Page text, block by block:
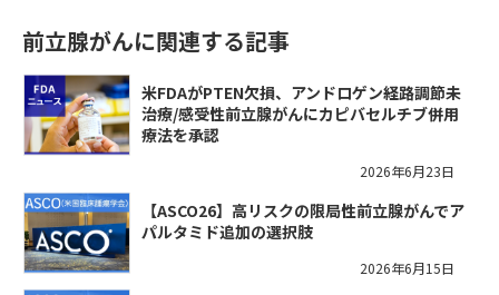
前立腺がんに関連する記事
米FDAがPTEN欠損、アンドロゲン経路調節未
治療/感受性前立腺がんにカピバセルチブ併用
療法を承認
2026年6月23日
【ASCO26】高リスクの限局性前立腺がんでア
パルタミド追加の選択肢
2026年6月15日